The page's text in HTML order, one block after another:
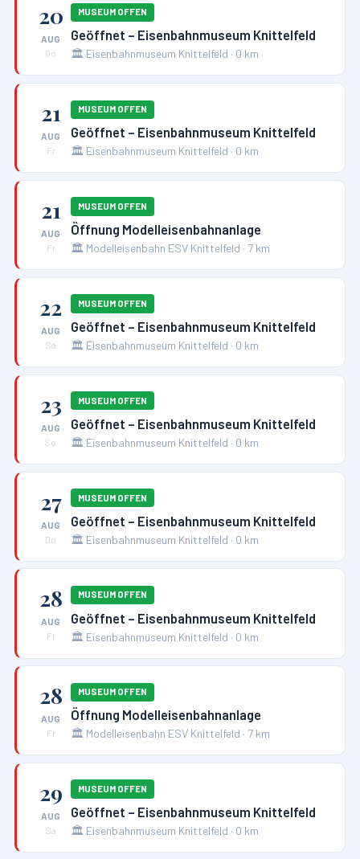
20
AUG
Do
MUSEUM OFFEN
Geöffnet – Eisenbahnmuseum Knittelfeld
🏛️ Eisenbahnmuseum Knittelfeld · 0 km
21
AUG
Fr
MUSEUM OFFEN
Geöffnet – Eisenbahnmuseum Knittelfeld
🏛️ Eisenbahnmuseum Knittelfeld · 0 km
21
AUG
Fr
MUSEUM OFFEN
Öffnung Modelleisenbahnanlage
🏛️ Modelleisenbahn ESV Knittelfeld · 7 km
22
AUG
Sa
MUSEUM OFFEN
Geöffnet – Eisenbahnmuseum Knittelfeld
🏛️ Eisenbahnmuseum Knittelfeld · 0 km
23
AUG
So
MUSEUM OFFEN
Geöffnet – Eisenbahnmuseum Knittelfeld
🏛️ Eisenbahnmuseum Knittelfeld · 0 km
27
AUG
Do
MUSEUM OFFEN
Geöffnet – Eisenbahnmuseum Knittelfeld
🏛️ Eisenbahnmuseum Knittelfeld · 0 km
28
AUG
Fr
MUSEUM OFFEN
Geöffnet – Eisenbahnmuseum Knittelfeld
🏛️ Eisenbahnmuseum Knittelfeld · 0 km
28
AUG
Fr
MUSEUM OFFEN
Öffnung Modelleisenbahnanlage
🏛️ Modelleisenbahn ESV Knittelfeld · 7 km
29
AUG
Sa
MUSEUM OFFEN
Geöffnet – Eisenbahnmuseum Knittelfeld
🏛️ Eisenbahnmuseum Knittelfeld · 0 km